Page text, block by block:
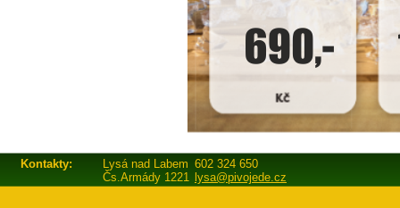
Kontakty: Lysá nad Labem 602 324 650
Čs.Armády 1221 lysa@pivojede.cz